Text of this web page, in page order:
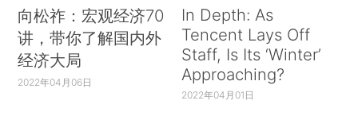
向松祚：宏观经济70
讲，带你了解国内外
经济大局
2022年04月06日
In Depth: As
Tencent Lays Off
Staff, Is Its ‘Winter’
Approaching?
2022年04月01日